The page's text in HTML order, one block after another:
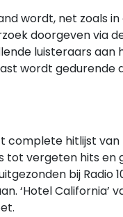
wordt, net zoals
doorgeven via
luisteraars
wordt gedurende
complete hitlijst
vergeten hits en
bij Radio
‘Hotel California’